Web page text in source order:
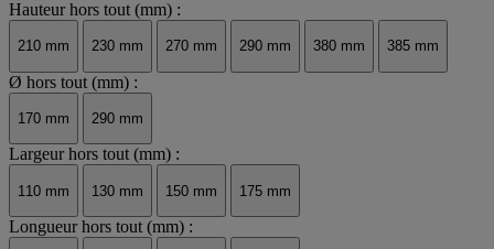
Hauteur hors tout (mm) :
210 mm 230 mm 270 mm 290 mm 380 mm 385 mm
Ø hors tout (mm) :
170 mm 290 mm
Largeur hors tout (mm) :
110 mm 130 mm 150 mm 175 mm
Longueur hors tout (mm) :